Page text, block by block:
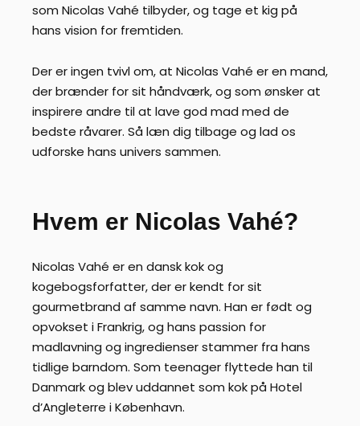
som Nicolas Vahé tilbyder, og tage et kig på
hans vision for fremtiden.
Der er ingen tvivl om, at Nicolas Vahé er en mand,
der brænder for sit håndværk, og som ønsker at
inspirere andre til at lave god mad med de
bedste råvarer. Så læn dig tilbage og lad os
udforske hans univers sammen.
Hvem er Nicolas Vahé?
Nicolas Vahé er en dansk kok og
kogebogsforfatter, der er kendt for sit
gourmetbrand af samme navn. Han er født og
opvokset i Frankrig, og hans passion for
madlavning og ingredienser stammer fra hans
tidlige barndom. Som teenager flyttede han til
Danmark og blev uddannet som kok på Hotel
d’Angleterre i København.